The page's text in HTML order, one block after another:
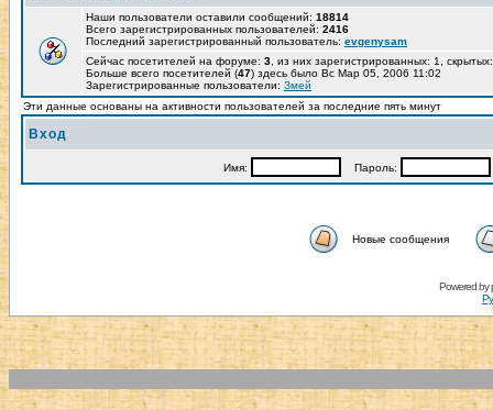
Наши пользователи оставили сообщений: 18814
Всего зарегистрированных пользователей: 2416
Последний зарегистрированный пользователь: evgenysam
Сейчас посетителей на форуме: 3 , из них зарегистрированных: 1,
Больше всего посетителей (47) здесь было Вс Мар 05, 2006 11:02
Зарегистрированные пользователи: Змей
Эти данные основаны на активности пользователей за последние пять минут
Вход
Имя: Пароль:
Новые сообщения
Powered by